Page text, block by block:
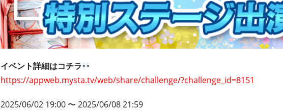
イベント詳細はコチラ
https://appweb.mysta.tv/web/share/challenge/?challenge_id=8151
2025/06/02 19:00 〜 2025/06/08 21:59